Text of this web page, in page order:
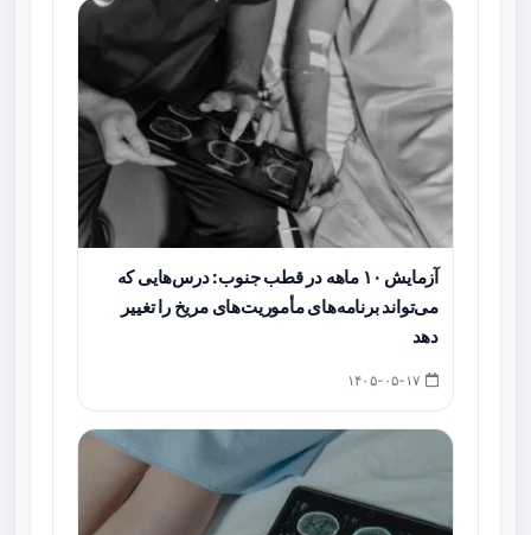
آزمایش ۱۰ ماهه در قطب جنوب: درس‌هایی که
می‌تواند برنامه‌های مأموریت‌های مریخ را تغییر
دهد